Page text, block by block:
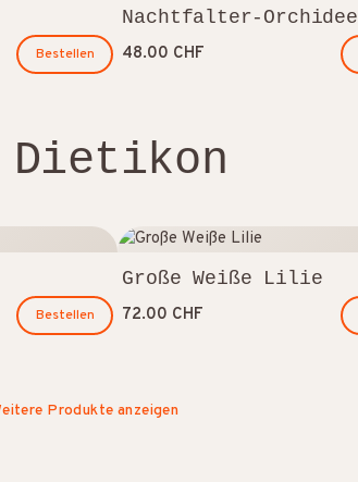
Bestellen
Nachtfalter-Orchidee
48.00 CHF
Bestellen
Große Weiße Lilie
72.00 CHF
Produkte anzeigen